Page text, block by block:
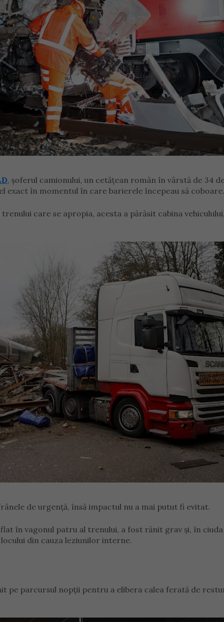
, șoferul camionului, un cetățean român în vârstă de 34
exact în momentul în care barierele începeau să coboare.
care se apropia, acesta a părăsit cabina
de urgență, însă impactul nu a mai putut fi evitat.
în vagonul patru al trenului, a fost rănit grav și, în
din cauza leziunilor interne.
pe parcursul nopții pentru a elibera calea ferată de